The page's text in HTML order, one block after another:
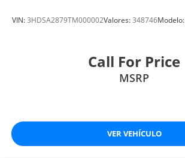
VIN:3HDSA2879TM000002Valores:348746Modelo:
Call For Price
MSRP
VER VEHÍCULO